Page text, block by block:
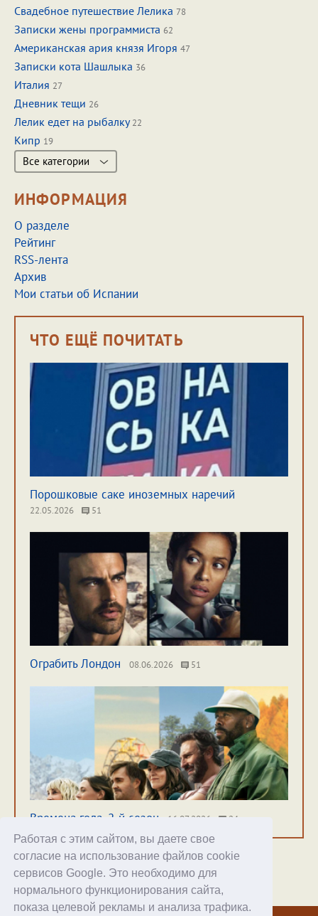
Работая с этим сайтом, вы даете свое
согласие на использование файлов cookie
сервисов Google. Это необходимо для
нормального функционирования сайта,
показа целевой рекламы и анализа трафика.
Свадебное путешествие Лелика 78
Записки жены программиста 62
Американская ария князя Игоря 47
Записки кота Шашлыка 36
Италия 27
Дневник тещи 26
Лелик едет на рыбалку22
Кипр 19
Все категории
ИНФОРМАЦИЯ
О разделе
Рейтинг
RSS-лента
Архив
Мои статьи об Испании
ЧТО ЕЩЁ ПОЧИТАТЬ
Порошковые саке иноземных наречий
22.05.2026 51
Ограбить Лондон 08.06.2026 51
Времена года. 2-й сезон 16.07.2026 24
Хостинг